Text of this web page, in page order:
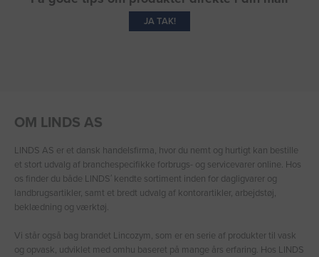
JA TAK!
OM LINDS AS
LINDS AS er et dansk handelsfirma, hvor du nemt og hurtigt kan bestille
et stort udvalg af branchespecifikke forbrugs- og servicevarer online. Hos
os finder du både LINDS′ kendte sortiment inden for dagligvarer og
landbrugsartikler, samt et bredt udvalg af kontorartikler, arbejdstøj,
beklædning og værktøj.
Vi står også bag brandet Lincozym, som er en serie af produkter til vask
og opvask, udviklet med omhu baseret på mange års erfaring. Hos LINDS